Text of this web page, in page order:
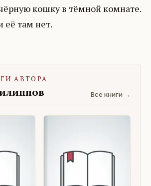
кошку в тёмной комнате.
её там нет.
АВТОРА
Все книги →